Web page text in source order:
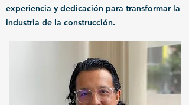
experiencia y dedicación para transformar la
industria de la construcción.